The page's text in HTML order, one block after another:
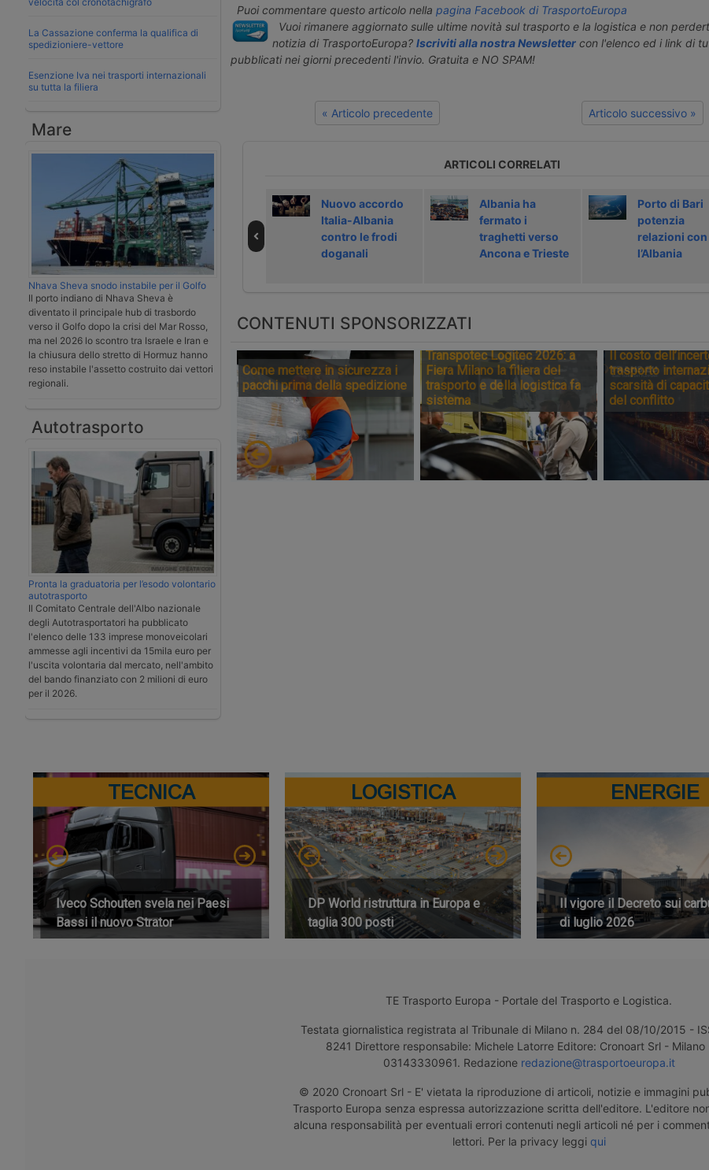
La Cassazione conferma la qualifica di
spedizioniere-vettore
Esenzione Iva nei trasporti internazionali
su tutta la filiera
Mare
Nhava Sheva snodo instabile per il Golfo
Il porto indiano di Nhava Sheva è
diventato il principale hub di trasbordo
verso il Golfo dopo la crisi del Mar Rosso,
ma nel 2026 lo scontro tra Israele e Iran e
la chiusura dello stretto di Hormuz hanno
reso instabile l'assetto costruito dai vettori
regionali.
Autotrasporto
Pronta la graduatoria per l’esodo volontario
autotrasporto
Il Comitato Centrale dell'Albo nazionale
degli Autotrasportatori ha pubblicato
l'elenco delle 133 imprese monoveicolari
ammesse agli incentivi da 15mila euro per
l'uscita volontaria dal mercato, nell'ambito
del bando finanziato con 2 milioni di euro
per il 2026.
Puoi commentare questo articolo nella pagina Facebook di TrasportoEuropa
Vuoi rimanere aggiornato sulle ultime novità sul trasporto e la logistica e non
notizia di TrasportoEuropa? Iscriviti alla nostra Newslettercon l'elenco ed i link di
pubblicati nei giorni precedenti l'invio. Gratuita e NO SPAM!
« Articolo precedente Articolo successivo »
ARTICOLI CORRELATI
Alleanza tra i
porti di Bari e
Durazzo
Nuova rotta GNV
da Bari a Durazzo
Nuovo accordo
Italia-Albania
contro le frodi
doganali
Albania ha
fermato i
traghetti verso
Ancona e Trieste
Porto di Bari
potenzia
relazioni con
l’Albania
CONTENUTI SPONSORIZZATI
Come mettere in sicurezza i
pacchi prima della spedizione
Transpotec Logitec 2026: a
Fiera Milano la filiera del
trasporto e della logistica fa
sistema
Il costo
trasporto
scarsità di
del conflitto
TECNICA
Iveco Schouten svela nei Paesi
Bassi il nuovo Strator
LOGISTICA
DP World ristruttura in Europa e
taglia 300 posti
ENERGIE
Il vigore il Decreto sui
di luglio 2026
TE Trasporto Europa - Portale del Trasporto e Logistica.
Testata giornalistica registrata al Tribunale di Milano n. 284 del 08/10/2015 -
8241 Direttore responsabile: Michele Latorre Editore: Cronoart Srl - Milano
03143330961. Redazione redazione@trasportoeuropa.it
© 2020 Cronoart Srl - E' vietata la riproduzione di articoli, notizie e immagini
Trasporto Europa senza espressa autorizzazione scritta dell'editore. L'editore
alcuna responsabilità per eventuali errori contenuti negli articoli né per i
lettori. Per la privacy leggi qui